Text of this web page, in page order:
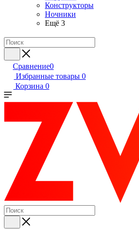
Конструкторы
Ночники
Ещё 3
Сравнение0
Избранные товары 0
Корзина 0